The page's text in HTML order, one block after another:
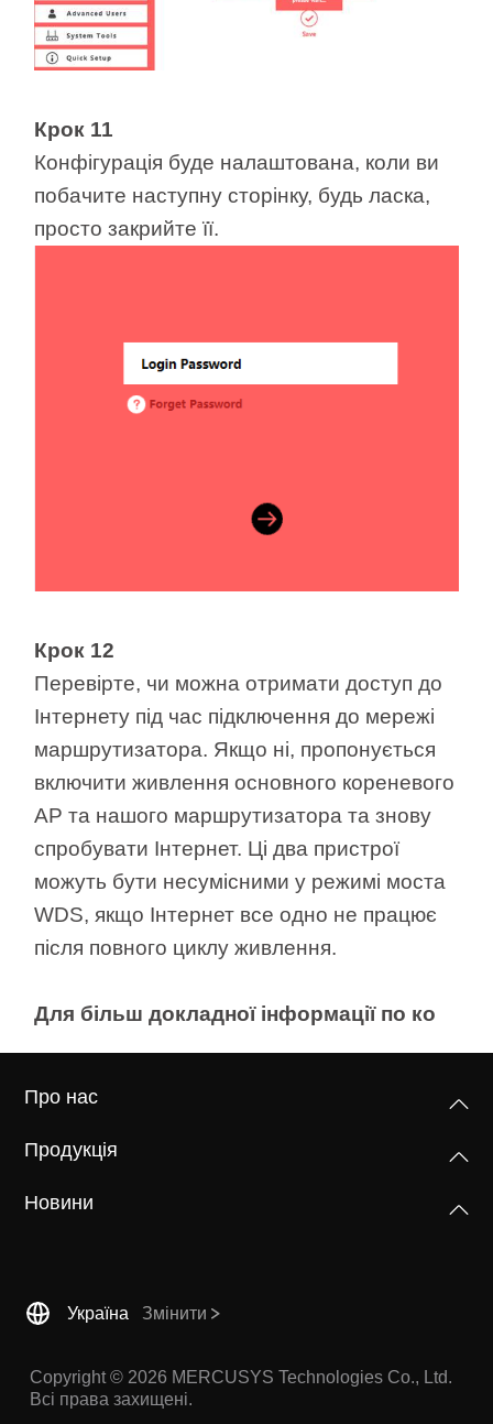
Крок 11
Конфігурація буде налаштована, коли ви
побачите наступну сторінку, будь ласка,
просто закрийте її.
Крок 12
Перевірте, чи можна отримати доступ до
Інтернету під час підключення до мережі
маршрутизатора. Якщо ні, пропонується
включити живлення основного кореневого
AP та нашого маршрутизатора та знову
спробувати Інтернет. Ці два пристрої
можуть бути несумісними у режимі моста
WDS, якщо Інтернет все одно не працює
після повного циклу живлення.
Для більш докладної інформації по ко
Про нас
Продукція
Новини
Україна Змінити
Copyright © 2026 MERCUSYS Technologies Co., Ltd.
Всі права захищені.